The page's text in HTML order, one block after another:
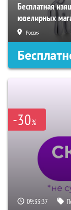
Бесплатная
ювелирных
Россия
-30%
09:33:36